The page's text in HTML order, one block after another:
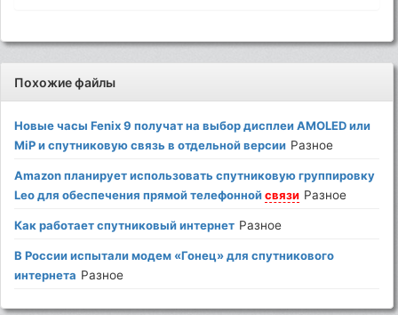
Похожие файлы
Новые часы Fenix 9 получат на выбор дисплеи AMOLED или
MiP и спутниковую связь в отдельной версии Разное
Amazon планирует использовать спутниковую группировку
Leo для обеспечения прямой телефоннойсвязи Разное
Как работает спутниковый интернет Разное
В России испытали модем «Гонец» для спутникового
интернета Разное